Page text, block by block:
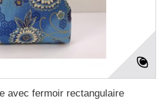
avec fermoir rectangulaire